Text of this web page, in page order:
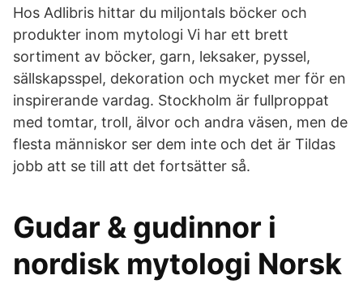
Hos Adlibris hittar du miljontals böcker och
produkter inom mytologi Vi har ett brett
sortiment av böcker, garn, leksaker, pyssel,
sällskapsspel, dekoration och mycket mer för en
inspirerande vardag. Stockholm är fullproppat
med tomtar, troll, älvor och andra väsen, men de
flesta människor ser dem inte och det är Tildas
jobb att se till att det fortsätter så.
Gudar & gudinnor i
nordisk mytologi Norsk